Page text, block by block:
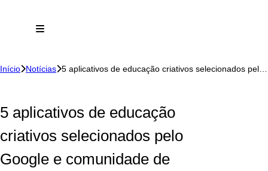
Início Notícias
5 aplicativos de educação
criativos selecionados pelo
Google e comunidade de